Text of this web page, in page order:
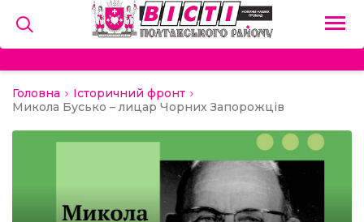
Головна
Історичний фронт
Микола Бусько – лицар Чорних Запорожців